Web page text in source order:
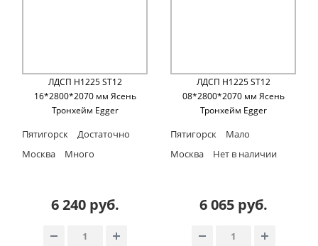
ЛДСП H1225 ST12
16*2800*2070 мм Ясень
Тронхейм Egger
Пятигорск
Достаточно
Москва
Много
6 240 руб.
ЛДСП H1225 ST12
08*2800*2070 мм Ясень
Тронхейм Egger
Пятигорск
Мало
Москва
Нет в наличии
6 065 руб.